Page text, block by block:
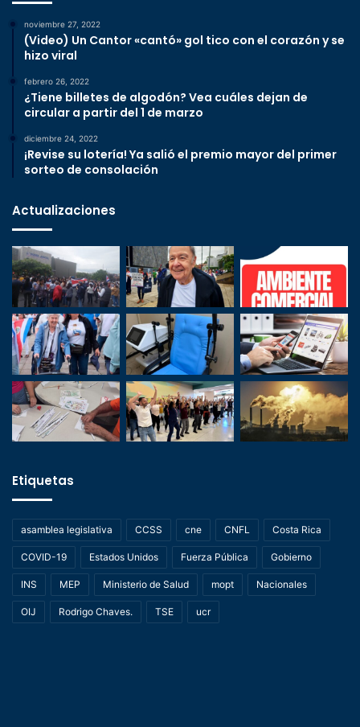
noviembre 27, 2022
(Video) Un Cantor «cantó» gol tico con el corazón y se
hizo viral
febrero 26, 2022
¿Tiene billetes de algodón? Vea cuáles dejan de
circular a partir del 1 de marzo
diciembre 24, 2022
¡Revise su lotería! Ya salió el premio mayor del primer
sorteo de consolación
Actualizaciones
Etiquetas
asamblea legislativa CCSS cne CNFL Costa Rica
COVID-19 Estados Unidos Fuerza Pública Gobierno
INS MEP Ministerio de Salud mopt Nacionales
OIJ Rodrigo Chaves. TSE ucr